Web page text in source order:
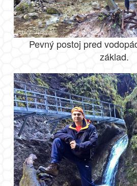
Pevný postoj pred
základ.